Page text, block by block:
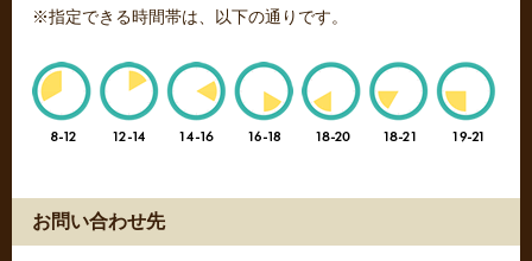
※指定できる時間帯は、以下の通りです。
お問い合わせ先